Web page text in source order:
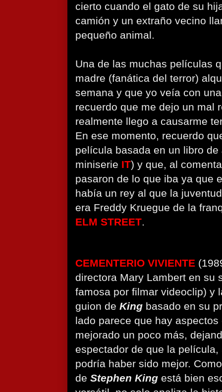
cierto cuando el gato de su
camión y un extraño vecino
pequeño animal.
Una de las muchas películas
madre (fanática del terror)
semana y que yo veía con
recuerdo que me dejo un mal
realmente llego a causarme
En ese momento, recuerdo
película basada en un libro de
miniserie IT) y que, al
pasaron de lo que iba ya que
había un rey al que la
era Freddy Kruegue de la
ELM STREET.
CEMENTERIO VIVIENTE
directora Mary Lambert en su
famosa por filmar videoclip) y
guion de King basado en su
lado parece que hay
mejorado un poco más,
espectador de que la
podría haber sido mejor.
de Stephen King está bien